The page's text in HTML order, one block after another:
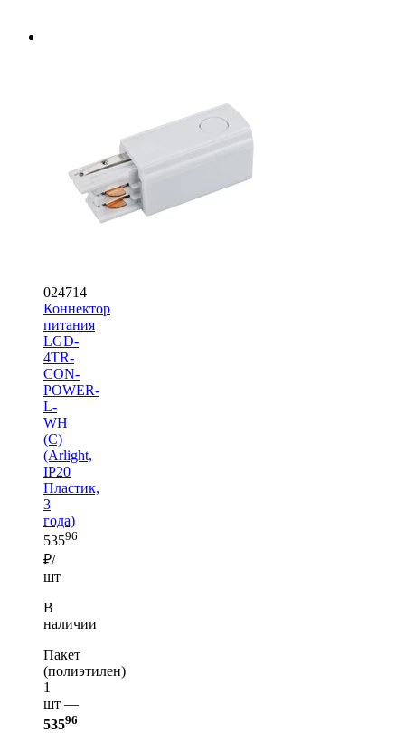
024714
Коннектор
питания
LGD-
4TR-
CON-
POWER-
L-
WH
(C)
(Arlight,
IP20
Пластик,
3
года)
53596
₽/
шт
В
наличии
Пакет
(полиэтилен)
1
шт —
53596